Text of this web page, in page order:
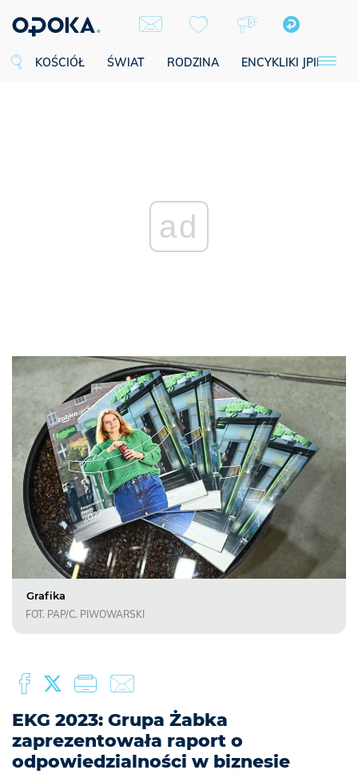
KOŚCIÓŁ ŚWIAT RODZINA ENCYKLIKI JPII
ad
Grafika
FOT. PAP/C. PIWOWARSKI
EKG 2023: Grupa Żabka
zaprezentowała raport o
odpowiedzialności w biznesie